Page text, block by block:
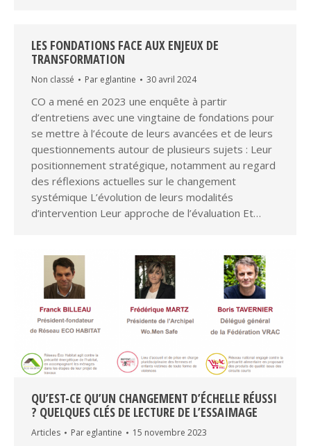
LES FONDATIONS FACE AUX ENJEUX DE
TRANSFORMATION
Non classé Par eglantine 30 avril 2024
CO a mené en 2023 une enquête à partir
d’entretiens avec une vingtaine de fondations pour
se mettre à l’écoute de leurs avancées et de leurs
questionnements autour de plusieurs sujets : Leur
positionnement stratégique, notamment au regard
des réflexions actuelles sur le changement
systémique L’évolution de leurs modalités
d’intervention Leur approche de l’évaluation Et…
QU’EST-CE QU’UN CHANGEMENT D’ÉCHELLE RÉUSSI
? QUELQUES CLÉS DE LECTURE DE L’ESSAIMAGE
Articles Par eglantine 15 novembre 2023